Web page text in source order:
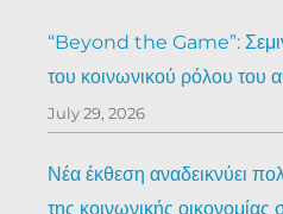
“Beyond the Game”:
του κοινωνικού ρόλου του
July 29, 2026
Νέα έκθεση αναδεικνύει
της κοινωνικής οικονομίας